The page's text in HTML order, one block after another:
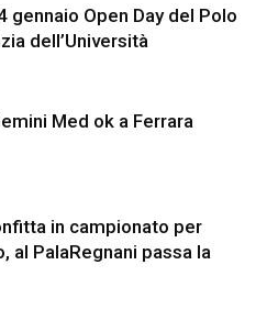
gennaio Open Day del Polo
dell’Università
Med ok a Ferrara
in campionato per
al PalaRegnani passa la